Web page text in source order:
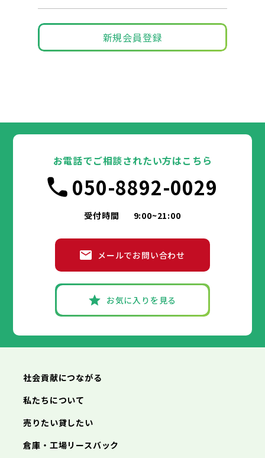
新規会員登録
お電話でご相談されたい方はこちら
050-8892-0029
受付時間 9:00~21:00
メールでお問い合わせ
お気に入りを見る
社会貢献につながる
私たちについて
売りたい貸したい
倉庫・工場リースバック